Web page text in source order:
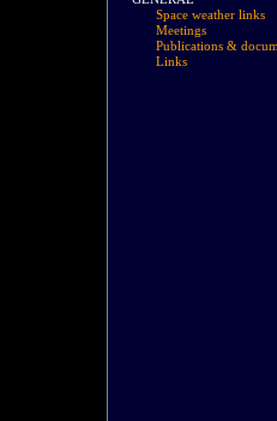
Space weather links
Meetings
Publications &
Links